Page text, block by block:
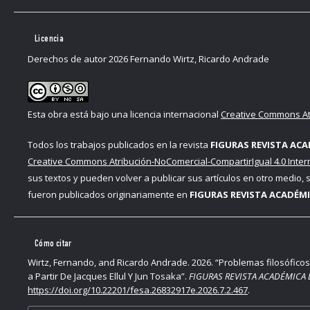
319-89518-5_1
6: 323–351.
Mimura, Janis. 2011. Planning for Empire: Reform
University Press. DOI:https://doi.org/10.7591/cornell/
Moore, Aaron. 2013. Constructing East Asia: Technology,
Stanford: Stanford University Press. DOI:
https://doi.org/
Nishikawa, Tomio. 2018. “On Tosaka Jun’s Scientific-
Parente, Diego. 2010. “La idea de malfunción en los
Sociedad 5, no. 14 (mayo): 133-141. DOI:https://doi.org/
Licencia
Derechos de autor 2026 Fernando Wirtz, Ricardo Andrade
Esta obra está bajo una licencia internacional Creative Commons
Todos los trabajos publicados en la revista FIGURAS REVISTA
Creative Commons Atribución-NoComercial-CompartirIgual 4.0
sus textos y pueden volver a publicar sus artículos en otro
fueron publicados originariamente en FIGURAS REVISTA
Cómo citar
Wirtz, Fernando, and Ricardo Andrade. 2026. “Problemas
a Partir De Jacques Ellul Y Jun Tosaka”. FIGURAS REVISTA
https://doi.org/10.22201/fesa.26832917e.2026.7.2.467.